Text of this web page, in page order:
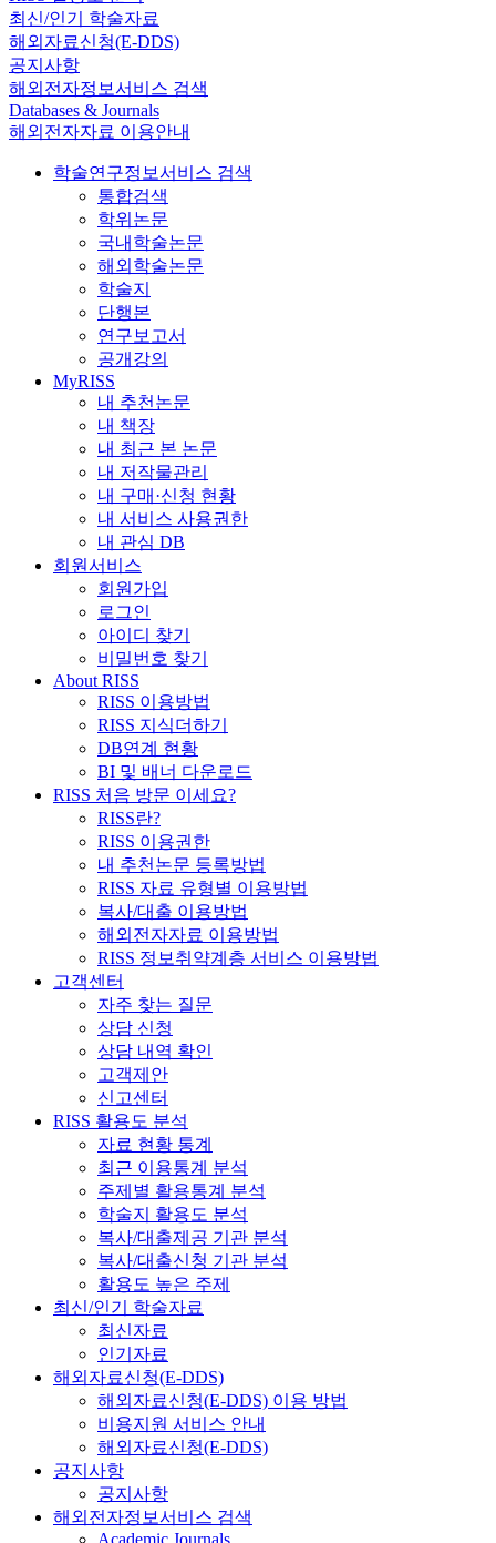
최신/인기 학술자료
해외자료신청(E-DDS)
공지사항
해외전자정보서비스 검색
Databases & Journals
해외전자자료 이용안내
학술연구정보서비스 검색
통합검색
학위논문
국내학술논문
해외학술논문
학술지
단행본
연구보고서
공개강의
MyRISS
내 추천논문
내 책장
내 최근 본 논문
내 저작물관리
내 구매·신청 현황
내 서비스 사용권한
내 관심 DB
회원서비스
회원가입
로그인
아이디 찾기
비밀번호 찾기
About RISS
RISS 이용방법
RISS 지식더하기
DB연계 현황
BI 및 배너 다운로드
RISS 처음 방문 이세요?
RISS란?
RISS 이용권한
내 추천논문 등록방법
RISS 자료 유형별 이용방법
복사/대출 이용방법
해외전자자료 이용방법
RISS 정보취약계층 서비스 이용방법
고객센터
자주 찾는 질문
상담 신청
상담 내역 확인
고객제안
신고센터
RISS 활용도 분석
자료 현황 통계
최근 이용통계 분석
주제별 활용통계 분석
학술지 활용도 분석
복사/대출제공 기관 분석
복사/대출신청 기관 분석
활용도 높은 주제
최신/인기 학술자료
최신자료
인기자료
해외자료신청(E-DDS)
해외자료신청(E-DDS) 이용 방법
비용지원 서비스 안내
해외자료신청(E-DDS)
공지사항
공지사항
해외전자정보서비스 검색